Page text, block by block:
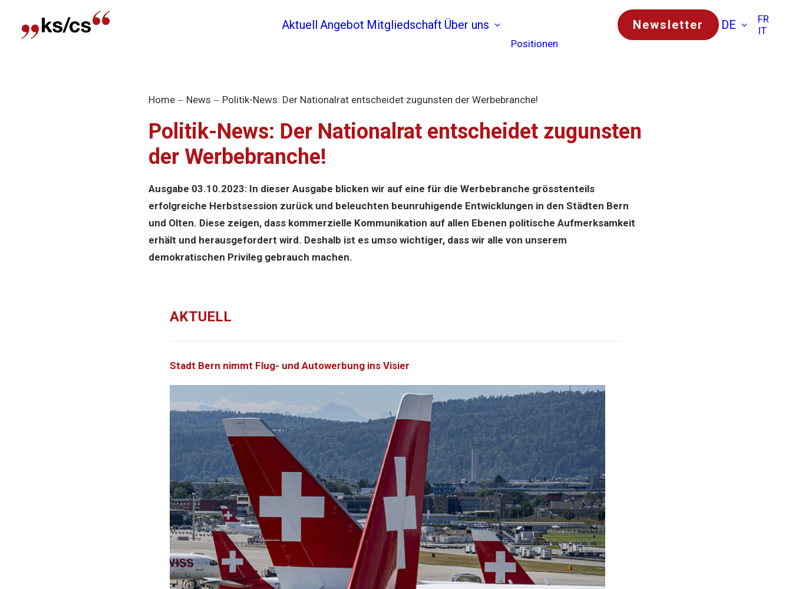
Aktuell Angebot Mitgliedschaft Über uns
Positionen
Newsletter DE
FR
IT
Home News Politik-News: Der Nationalrat entscheidet zugunsten der Werbebranche!
Politik-News: Der Nationalrat entscheidet zugunsten
der Werbebranche!
Ausgabe 03.10.2023: In dieser Ausgabe blicken wir auf eine für die Werbebranche grösstenteils
erfolgreiche Herbstsession zurück und beleuchten beunruhigende Entwicklungen in den Städten Bern
und Olten. Diese zeigen, dass kommerzielle Kommunikation auf allen Ebenen politische Aufmerksamkeit
erhält und herausgefordert wird. Deshalb ist es umso wichtiger, dass wir alle von unserem
demokratischen Privileg gebrauch machen.
AKTUELL
Stadt Bern nimmt Flug- und Autowerbung ins Visier